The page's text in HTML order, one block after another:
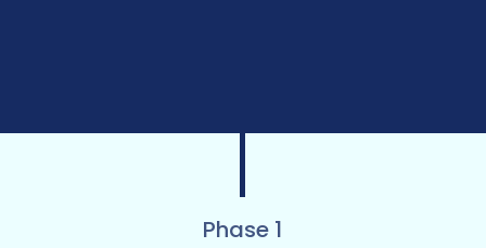
Phase 1